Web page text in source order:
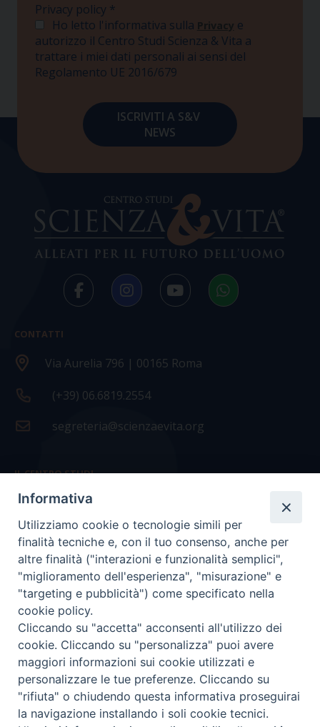
Privacy policy *
Ho letto l'informativa sulla Privacy e
autorizzo il Centro Studi Scienza & Vita a
trattare i miei dati personali ai sensi del
Regolamento UE 2016/679
CONTATTI
Via Aurelia 796 | 00165 Roma
(+39) 06.6819.2554
segreteria@scienzaevita.org
IL CENTRO STUDI
La nostra storia
Statuto
Presidenza e ufficio presidenza
Consiglio scientifico
Coordinamento nazionale
COPYRIGHT Scienza & Vita - C.F96600690588- Tutti i
diritti -Privacy- Credits
Informativa
Utilizziamo cookie o tecnologie simili per
finalità tecniche e, con il tuo consenso, anche per
altre finalità ("interazioni e funzionalità semplici",
"miglioramento dell'esperienza", "misurazione" e
"targeting e pubblicità") come specificato nella
cookie policy.
Cliccando su "accetta" acconsenti all'utilizzo dei
cookie. Cliccando su "personalizza" puoi avere
maggiori informazioni sui cookie utilizzati e
personalizzare le tue preferenze. Cliccando su
"rifiuta" o chiudendo questa informativa proseguirai
la navigazione installando i soli cookie tecnici.